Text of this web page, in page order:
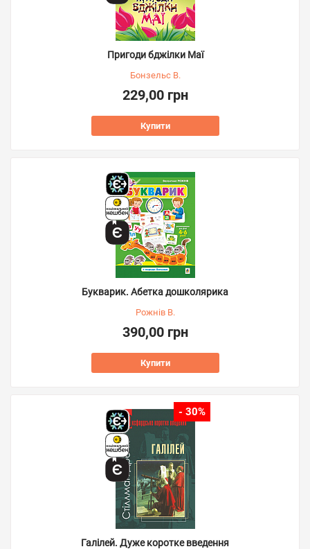
Пригоди бджілки Маї
Бонзельс В.
229,00 грн
Купити
Букварик. Абетка дошколярика
Рожнів В.
390,00 грн
Купити
- 30%
Галілей. Дуже коротке введення